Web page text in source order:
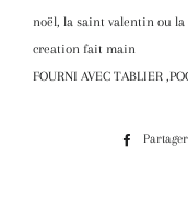
noël, la saint valentin ou la
creation fait main
FOURNI AVEC TABLIER
Partager